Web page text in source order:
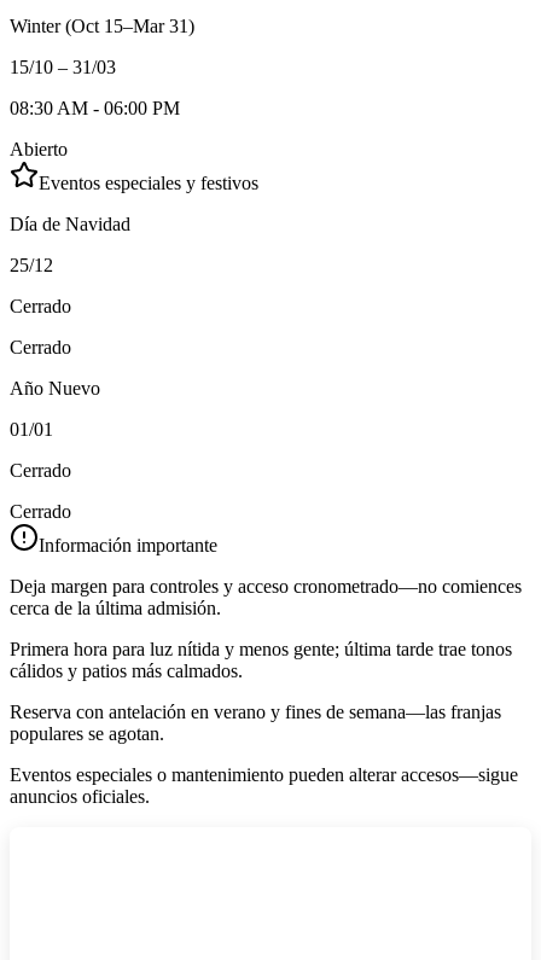
Winter (Oct 15–Mar 31)
15/10 – 31/03
08:30 AM - 06:00 PM
Abierto
Eventos especiales y festivos
Día de Navidad
25/12
Cerrado
Cerrado
Año Nuevo
01/01
Cerrado
Cerrado
Información importante
Deja margen para controles y acceso cronometrado—no comiences
cerca de la última admisión.
Primera hora para luz nítida y menos gente; última tarde trae tonos
cálidos y patios más calmados.
Reserva con antelación en verano y fines de semana—las franjas
populares se agotan.
Eventos especiales o mantenimiento pueden alterar accesos—sigue
anuncios oficiales.